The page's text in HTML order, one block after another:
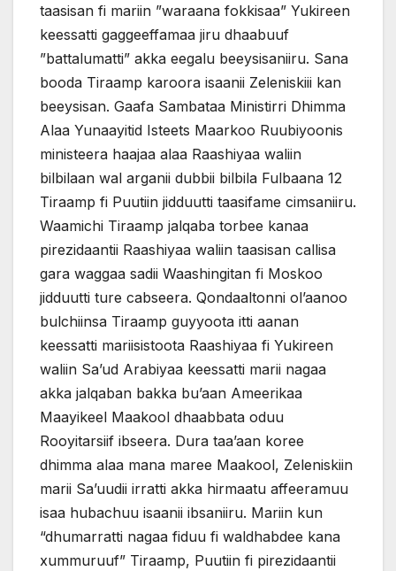
taasisan fi mariin ”waraana fokkisaa” Yukireen
keessatti gaggeeffamaa jiru dhaabuuf
”battalumatti” akka eegalu beeysisaniiru. Sana
booda Tiraamp karoora isaanii Zeleniskiii kan
beeysisan. Gaafa Sambataa Ministirri Dhimma
Alaa Yunaayitid Isteets Maarkoo Ruubiyoonis
ministeera haajaa alaa Raashiyaa waliin
bilbilaan wal arganii dubbii bilbila Fulbaana 12
Tiraamp fi Puutiin jidduutti taasifame cimsaniiru.
Waamichi Tiraamp jalqaba torbee kanaa
pirezidaantii Raashiyaa waliin taasisan callisa
gara waggaa sadii Waashingitan fi Moskoo
jidduutti ture cabseera. Qondaaltonni ol’aanoo
bulchiinsa Tiraamp guyyoota itti aanan
keessatti mariisistoota Raashiyaa fi Yukireen
waliin Sa’ud Arabiyaa keessatti marii nagaa
akka jalqaban bakka bu’aan Ameerikaa
Maayikeel Maakool dhaabbata oduu
Rooyitarsiif ibseera. Dura taa’aan koree
dhimma alaa mana maree Maakool, Zeleniskiin
marii Sa’uudii irratti akka hirmaatu affeeramuu
isaa hubachuu isaanii ibsaniiru. Mariin kun
“dhumarratti nagaa fiduu fi waldhabdee kana
xummuruuf” Tiraamp, Puutiin fi pirezidaantii